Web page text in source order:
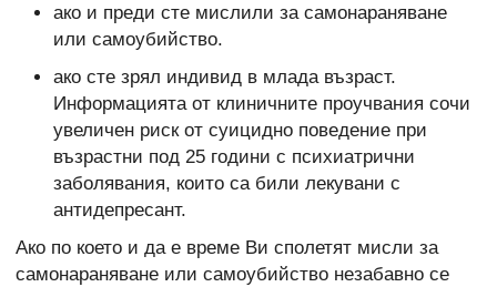
ако и преди сте мислили за самонараняване
или самоубийство.
ако сте зрял индивид в млада възраст.
Информацията от клиничните проучвания сочи
увеличен риск от суицидно поведение при
възрастни под 25 години с психиатрични
заболявания, които са били лекувани с
антидепресант.
Ако по което и да е време Ви сполетят мисли за
самонараняване или самоубийство незабавно се